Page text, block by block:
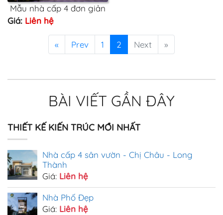
Mẫu nhà cấp 4 đơn giản
Giá: Liên hệ
« Prev 1 2 Next »
BÀI VIẾT GẦN ĐÂY
THIẾT KẾ KIẾN TRÚC MỚI NHẤT
Nhà cấp 4 sân vườn - Chị Châu - Long
Thành
Giá: Liên hệ
Nhà Phố Đẹp
Giá: Liên hệ